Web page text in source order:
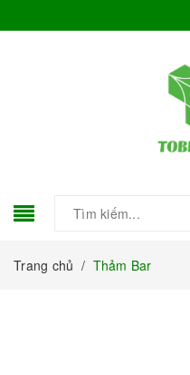
Trang chủ / Thảm Bar